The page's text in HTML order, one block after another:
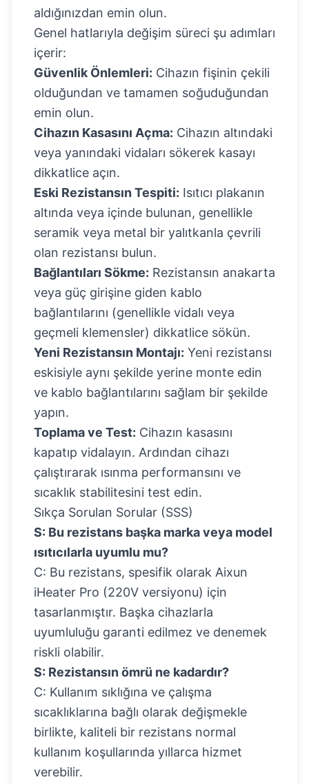
aldığınızdan emin olun.
Genel hatlarıyla değişim süreci şu adımları
içerir:
Güvenlik Önlemleri: Cihazın fişinin çekili
olduğundan ve tamamen soğuduğundan
emin olun.
Cihazın Kasasını Açma: Cihazın altındaki
veya yanındaki vidaları sökerek kasayı
dikkatlice açın.
Eski Rezistansın Tespiti: Isıtıcı plakanın
altında veya içinde bulunan, genellikle
seramik veya metal bir yalıtkanla çevrili
olan rezistansı bulun.
Bağlantıları Sökme: Rezistansın anakarta
veya güç girişine giden kablo
bağlantılarını (genellikle vidalı veya
geçmeli klemensler) dikkatlice sökün.
Yeni Rezistansın Montajı: Yeni rezistansı
eskisiyle aynı şekilde yerine monte edin
ve kablo bağlantılarını sağlam bir şekilde
yapın.
Toplama ve Test: Cihazın kasasını
kapatıp vidalayın. Ardından cihazı
çalıştırarak ısınma performansını ve
sıcaklık stabilitesini test edin.
Sıkça Sorulan Sorular (SSS)
S: Bu rezistans başka marka veya model
ısıtıcılarla uyumlu mu?
C: Bu rezistans, spesifik olarak Aixun
iHeater Pro (220V versiyonu) için
tasarlanmıştır. Başka cihazlarla
uyumluluğu garanti edilmez ve denemek
riskli olabilir.
S: Rezistansın ömrü ne kadardır?
C: Kullanım sıklığına ve çalışma
sıcaklıklarına bağlı olarak değişmekle
birlikte, kaliteli bir rezistans normal
kullanım koşullarında yıllarca hizmet
verebilir.